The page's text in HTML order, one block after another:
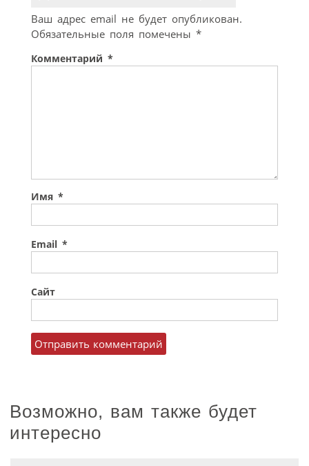
Ваш адрес email не будет опубликован.
Обязательные поля помечены *
Комментарий *
Имя *
Email *
Сайт
Возможно, вам также будет
интересно